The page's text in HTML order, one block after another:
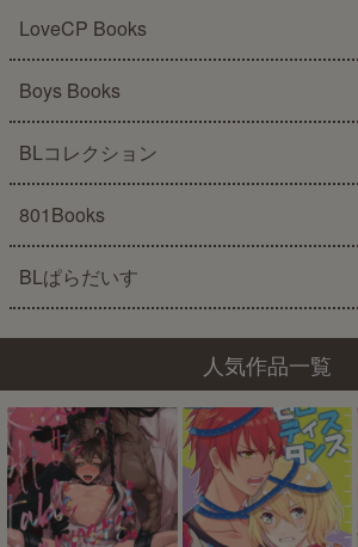
LoveCP Books
Boys Books
BLコレクション
801Books
BLぱらだいす
人気作品一覧